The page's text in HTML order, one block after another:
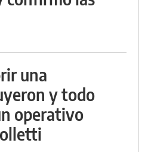
una
y todo
operativo